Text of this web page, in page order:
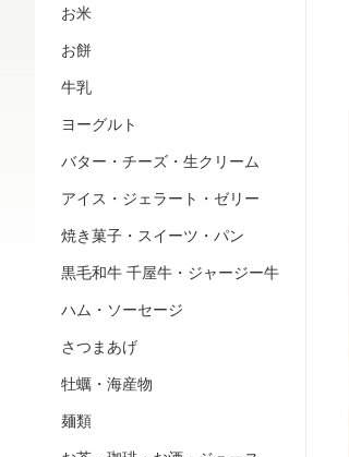
お米
お餅
牛乳
ヨーグルト
バター・チーズ・生クリーム
アイス・ジェラート・ゼリー
焼き菓子・スイーツ・パン
黒毛和牛 千屋牛・ジャージー牛
ハム・ソーセージ
さつまあげ
牡蠣・海産物
麺類